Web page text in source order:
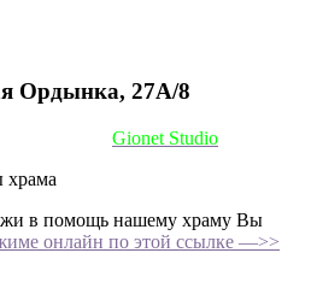
Ордынка, 27А/8
Gionet Studio
храма
в помощь нашему храму Вы
онлайн по этой ссылке —>>